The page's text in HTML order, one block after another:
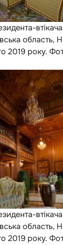
область,
2019 року.
область,
2019 року.